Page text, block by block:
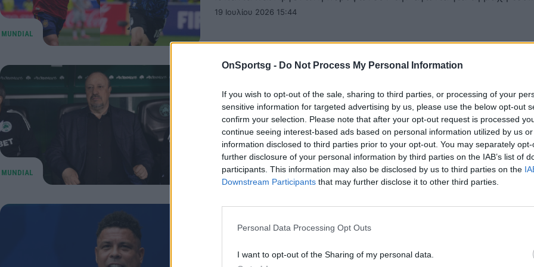
OnSportsg - Do Not Process My Personal Information
If you wish to opt-out of the sale, sharing to third parties, or processing of your
sensitive information for targeted advertising by us, please use the below opt-out
confirm your selection. Please note that after your opt-out request is processed
continue seeing interest-based ads based on personal information utilized by us
information disclosed to third parties prior to your opt-out. You may separately
further disclosure of your personal information by third parties on the IAB’s list of
participants. This information may also be disclosed by us to third parties on the
Downstream Participants that may further disclose it to other third parties.
Personal Data Processing Opt Outs
I want to opt-out of the Sharing of my personal data.
19 Ιουλίου 2026 15:44
Ισπανία, ευνοήθηκε αρκετά μέχρι τώρα η
Λίγες ώρες πριν από τη μεγάλη μάχη για το τρόπαιο του
ο Ράφα Μπενίτεθ έκανε το σχόλιό του για τον…
Μουντιάλ 2026: «Η Ισπανία θα νικήσει εύκολα την
Ο Ρονάλντο εξέφρασε την πεποίθησή του ότι η Ισπανία θα